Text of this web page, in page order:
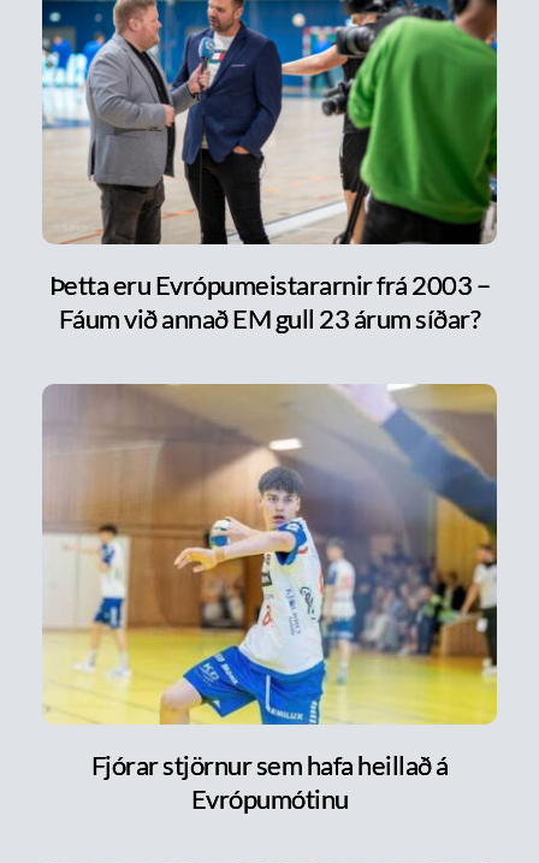
Þetta eru Evrópumeistararnir frá 2003 –
Fáum við annað EM gull 23 árum síðar?
Fjórar stjörnur sem hafa heillað á
Evrópumótinu